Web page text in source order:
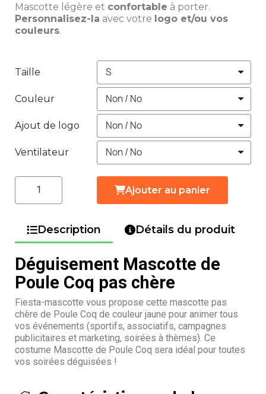
Mascotte légère et confortable à porter.
Personnalisez-la avec votre logo et/ou vos
couleurs.
Taille
Couleur
Ajout de logo
Ventilateur
Ajouter au panier
Description Détails du produit
Déguisement Mascotte de
Poule Coq pas chère
Fiesta-mascotte vous propose cette mascotte pas
chère de Poule Coq de couleur jaune pour animer tous
vos événements (sportifs, associatifs, campagnes
publicitaires et marketing, soirées à thèmes). Ce
costume Mascotte de Poule Coq sera idéal pour toutes
vos soirées déguisées !